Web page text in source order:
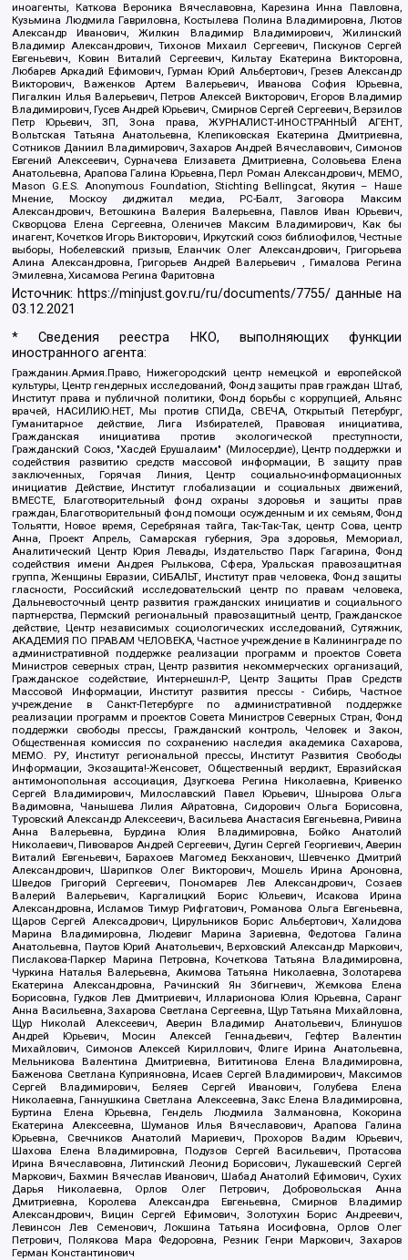
иноагенты, Каткова Вероника Вячеславовна, Карезина Инна Павловна,
Кузьмина Людмила Гавриловна, Костылева Полина Владимировна, Лютов
Александр Иванович, Жилкин Владимир Владимирович, Жилинский
Владимир Александрович, Тихонов Михаил Сергеевич, Пискунов Сергей
Евгеньевич, Ковин Виталий Сергеевич, Кильтау Екатерина Викторовна,
Любарев Аркадий Ефимович, Гурман Юрий Альбертович, Грезев Александр
Викторович, Важенков Артем Валерьевич, Иванова София Юрьевна,
Пигалкин Илья Валерьевич, Петров Алексей Викторович, Егоров Владимир
Владимирович, Гусев Андрей Юрьевич, Смирнов Сергей Сергеевич, Верзилов
Петр Юрьевич, ЗП, Зона права, ЖУРНАЛИСТ-ИНОСТРАННЫЙ АГЕНТ,
Вольтская Татьяна Анатольевна, Клепиковская Екатерина Дмитриевна,
Сотников Даниил Владимирович, Захаров Андрей Вячеславович, Симонов
Евгений Алексеевич, Сурначева Елизавета Дмитриевна, Соловьева Елена
Анатольевна, Арапова Галина Юрьевна, Перл Роман Александрович, МЕМО,
Mason G.E.S. Anonymous Foundation, Stichting Bellingcat, Якутия – Наше
Мнение, Москоу диджитал медиа, РС-Балт, Заговора Максим
Александрович, Ветошкина Валерия Валерьевна, Павлов Иван Юрьевич,
Скворцова Елена Сергеевна, Оленичев Максим Владимирович, Как бы
инагент, Кочетков Игорь Викторович, Иркутский союз библиофилов, Честные
выборы, Нобелевский призыв, Еланчик Олег Александрович, Григорьева
Алина Александровна, Григорьев Андрей Валерьевич , Гималова Регина
Эмилевна, Хисамова Регина Фаритовна
Источник: https://minjust.gov.ru/ru/documents/7755/ данные на
03.12.2021
* Сведения реестра НКО, выполняющих функции
иностранного агента:
Гражданин.Армия.Право, Нижегородский центр немецкой и европейской
культуры, Центр гендерных исследований, Фонд защиты прав граждан Штаб,
Институт права и публичной политики, Фонд борьбы с коррупцией, Альянс
врачей, НАСИЛИЮ.НЕТ, Мы против СПИДа, СВЕЧА, Открытый Петербург,
Гуманитарное действие, Лига Избирателей, Правовая инициатива,
Гражданская инициатива против экологической преступности,
Гражданский Союз, "Хасдей Ерушалаим" (Милосердие), Центр поддержки и
содействия развитию средств массовой информации, В защиту прав
заключенных, Горячая Линия, Центр социально-информационных
инициатив Действие, Институт глобализации и социальных движений,
ВМЕСТЕ, Благотворительный фонд охраны здоровья и защиты прав
граждан, Благотворительный фонд помощи осужденным и их семьям, Фонд
Тольятти, Новое время, Серебряная тайга, Так-Так-Так, центр Сова, центр
Анна, Проект Апрель, Самарская губерния, Эра здоровья, Мемориал,
Аналитический Центр Юрия Левады, Издательство Парк Гагарина, Фонд
содействия имени Андрея Рылькова, Сфера, Уральская правозащитная
группа, Женщины Евразии, СИБАЛЬТ, Институт прав человека, Фонд защиты
гласности, Российский исследовательский центр по правам человека,
Дальневосточный центр развития гражданских инициатив и социального
партнерства, Пермский региональный правозащитный центр, Гражданское
действие, Центр независимых социологических исследований, Сутяжник,
АКАДЕМИЯ ПО ПРАВАМ ЧЕЛОВЕКА, Частное учреждение в Калининграде по
административной поддержке реализации программ и проектов Совета
Министров северных стран, Центр развития некоммерческих организаций,
Гражданское содействие, Интернешнл-Р, Центр Защиты Прав Средств
Массовой Информации, Институт развития прессы - Сибирь, Частное
учреждение в Санкт-Петербурге по административной поддержке
реализации программ и проектов Совета Министров Северных Стран, Фонд
поддержки свободы прессы, Гражданский контроль, Человек и Закон,
Общественная комиссия по сохранению наследия академика Сахарова,
МЕМО. РУ, Институт региональной прессы, Институт Развития Свободы
Информации, Экозащита!-Женсовет, Общественный вердикт, Евразийская
антимонопольная ассоциация, Дзугкоева Регина Николаевна, Кривенко
Сергей Владимирович, Милославский Павел Юрьевич, Шнырова Ольга
Вадимовна, Чанышева Лилия Айратовна, Сидорович Ольга Борисовна,
Туровский Александр Алексеевич, Васильева Анастасия Евгеньевна, Ривина
Анна Валерьевна, Бурдина Юлия Владимировна, Бойко Анатолий
Николаевич, Пивоваров Андрей Сергеевич, Дугин Сергей Георгиевич, Аверин
Виталий Евгеньевич, Барахоев Магомед Бекханович, Шевченко Дмитрий
Александрович, Шарипков Олег Викторович, Мошель Ирина Ароновна,
Шведов Григорий Сергеевич, Пономарев Лев Александрович, Созаев
Валерий Валерьевич, Каргалицкий Борис Юльевич, Исакова Ирина
Александровна, Исламов Тимур Рифгатович, Романова Ольга Евгеньевна,
Щаров Сергей Алексадрович, Цирульников Борис Альбертович, Халидова
Марина Владимировна, Людевиг Марина Зариевна, Федотова Галина
Анатольевна, Паутов Юрий Анатольевич, Верховский Александр Маркович,
Пислакова-Паркер Марина Петровна, Кочеткова Татьяна Владимировна,
Чуркина Наталья Валерьевна, Акимова Татьяна Николаевна, Золотарева
Екатерина Александровна, Рачинский Ян Збигневич, Жемкова Елена
Борисовна, Гудков Лев Дмитриевич, Илларионова Юлия Юрьевна, Саранг
Анна Васильевна, Захарова Светлана Сергеевна, Щур Татьяна Михайловна,
Щур Николай Алексеевич, Аверин Владимир Анатольевич, Блинушов
Андрей Юрьевич, Мосин Алексей Геннадьевич, Гефтер Валентин
Михайлович, Симонов Алексей Кириллович, Флиге Ирина Анатольевна,
Мельникова Валентина Дмитриевна, Вититинова Елена Владимировна,
Баженова Светлана Куприяновна, Исаев Сергей Владимирович, Максимов
Сергей Владимирович, Беляев Сергей Иванович, Голубева Елена
Николаевна, Ганнушкина Светлана Алексеевна, Закс Елена Владимировна,
Буртина Елена Юрьевна, Гендель Людмила Залмановна, Кокорина
Екатерина Алексеевна, Шуманов Илья Вячеславович, Арапова Галина
Юрьевна, Свечников Анатолий Мариевич, Прохоров Вадим Юрьевич,
Шахова Елена Владимировна, Подузов Сергей Васильевич, Протасова
Ирина Вячеславовна, Литинский Леонид Борисович, Лукашевский Сергей
Маркович, Бахмин Вячеслав Иванович, Шабад Анатолий Ефимович, Сухих
Дарья Николаевна, Орлов Олег Петрович, Добровольская Анна
Дмитриевна, Королева Александра Евгеньевна, Смирнов Владимир
Александрович, Вицин Сергей Ефимович, Золотухин Борис Андреевич,
Левинсон Лев Семенович, Локшина Татьяна Иосифовна, Орлов Олег
Петрович, Полякова Мара Федоровна, Резник Генри Маркович, Захаров
Герман Константинович